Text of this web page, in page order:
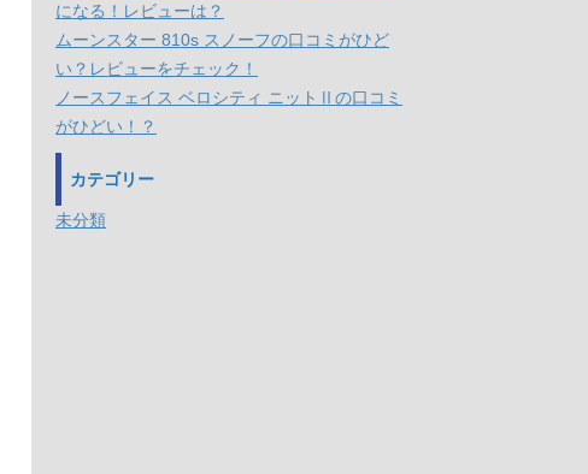
になる！レビューは？
ムーンスター 810s スノーフの口コミがひど
い？レビューをチェック！
ノースフェイス ベロシティ ニットⅡの口コミ
がひどい！？
カテゴリー
未分類